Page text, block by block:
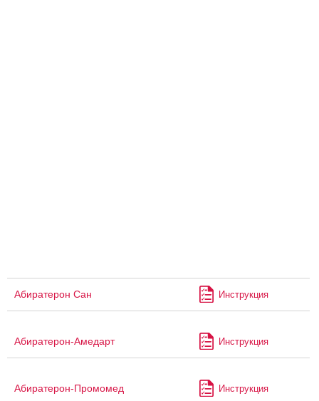
Абиратерон Сан Инструкция
Абиратерон-Амедарт Инструкция
Абиратерон-Промомед Инструкция